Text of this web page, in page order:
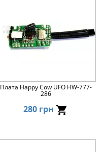
Плата Happy Cow UFO HW-777-
286
280 грн